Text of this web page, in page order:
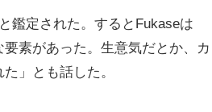
鑑定された。するとFukaseは
素があった。生意気だとか、カ
」とも話した。